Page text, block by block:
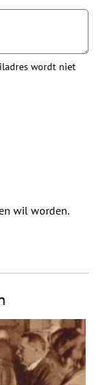
wordt niet
wil worden.